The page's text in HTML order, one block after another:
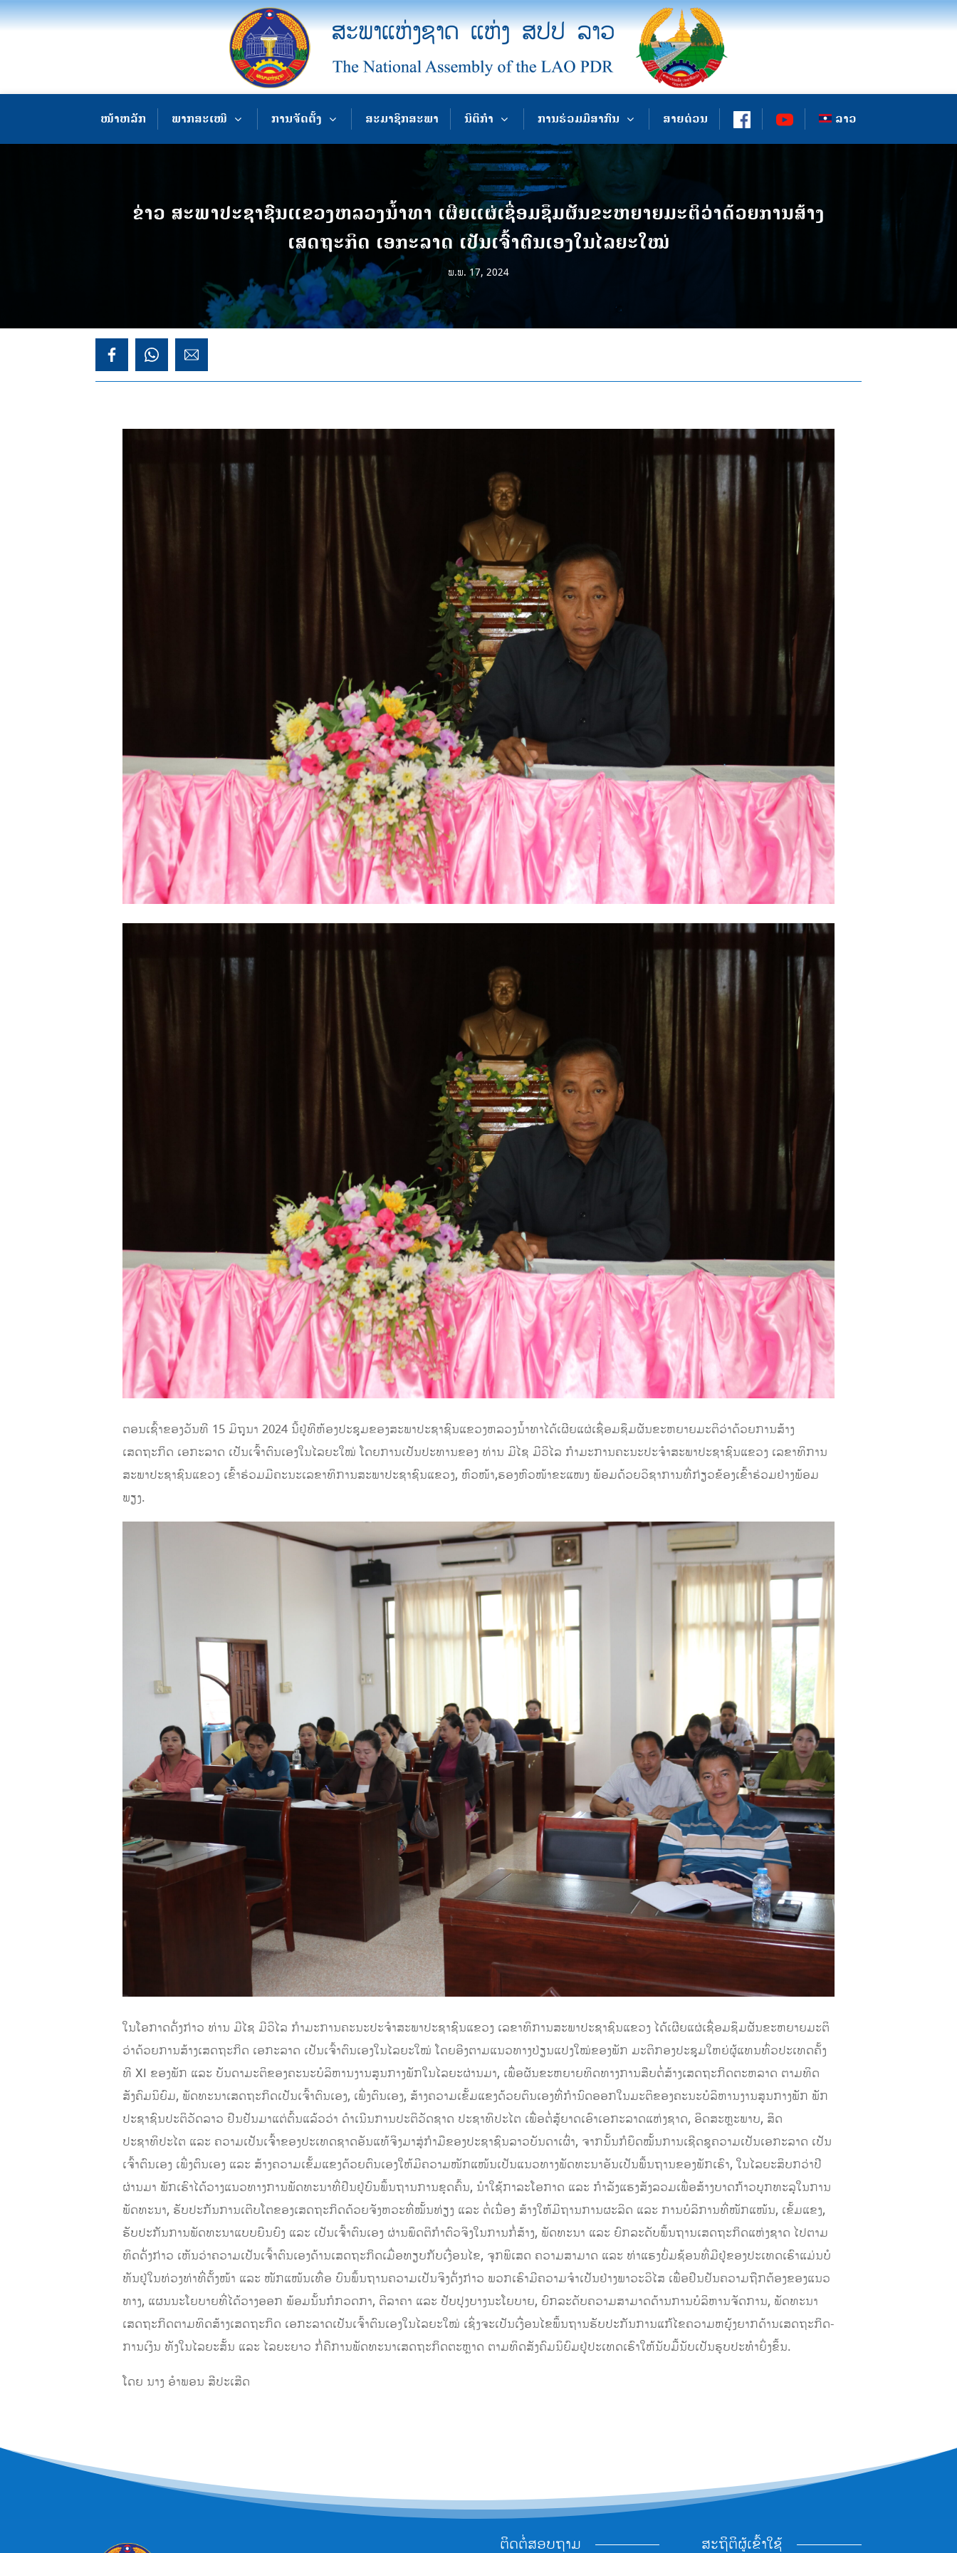
ໜ້າຫລັກ ພາກສະເໜີ ການຈັດຕັ້ງ ສະມາຊິກສະພາ ນິຕິກຳ ການຮ່ວມມືສາກົນ ສາຍດ່ວນ ລາວ
ຂ່າວ ສະພາປະຊາຊົນແຂວງຫລວງນໍ້າທາ ເຜີຍແຜ່ເຊື່ອມຊຶມຜັນຂະຫຍາຍມະຕິວ່າດ້ວຍການສ້າງ
ເສດຖະກິດ ເອກະລາດ ເປັນເຈົ້າຕົນເອງໃນໄລຍະໃໝ່
ພ.ພ. 17, 2024
ຕອນເຊົ້າຂອງວັນທີ 15 ມິຖຸນາ 2024 ນີ້ຢູ່ທີຫ້ອງປະຊຸມຂອງສະພາປະຊາຊົນແຂວງຫລວງນໍ້າທາໄດ້ເຜີຍແຜ່ເຊື່ອມຊຶມຜັນຂະຫຍາຍມະຕິວ່າດ້ວຍການສ້າງ
ເສດຖະກິດ ເອກະລາດ ເປັນເຈົ້າຕົນເອງໃນໄລຍະໃໝ່ ໂດຍການເປັນປະທານຂອງ ທ່ານ ມີໄຊ ມີວິໄລ ກຳມະການຄະນະປະຈຳສະພາປະຊາຊົນແຂວງ ເລຂາທິການ
ສະພາປະຊາຊົນແຂວງ ເຂົ້າຮ່ວມມີຄະນະເລຂາທິການສະພາປະຊາຊົນແຂວງ, ຫົວໜ້າ,ຮອງຫົວໜ້າຂະແໜງ ພ້ອມດ້ວຍວິຊາການທີ່ກ່ຽວຂ້ອງເຂົ້າຮ່ວມຢ່າງພ້ອມ
ພຽງ.
ໃນໂອກາດດັ່ງກ່າວ ທ່ານ ມີໄຊ ມີວິໄລ ກຳມະການຄະນະປະຈຳສະພາປະຊາຊົນແຂວງ ເລຂາທິການສະພາປະຊາຊົນແຂວງ ໄດ້ເຜີຍແຜ່ເຊື່ອມຊຶມຜັນຂະຫຍາຍມະຕິ
ວ່າດ້ວຍການສ້າງເສດຖະກິດ ເອກະລາດ ເປັນເຈົ້າຕົນເອງໃນໄລຍະໃໝ່ ໂດຍອີງຕາມແນວທາງປ່ຽນແປງໃໝ່ຂອງພັກ ມະຕິກອງປະຊຸມໃຫຍ່ຜູ້ແທນທົ່ວປະເທດຄັ້ງ
ທີ XI ຂອງພັກ ແລະ ບັນດາມະຕິຂອງຄະນະບໍລິຫານງານສູນກາງພັກໃນໄລຍະຜ່ານມາ, ເພື່ອຜັນຂະຫຍາຍທິດທາງການສືບຕໍ່ສ້າງເສດຖະກິດຕະຫລາດ ຕາມທິດ
ສັງຄົມນິຍົມ, ພັດທະນາເສດຖະກິດເປັນເຈົ້າຕົນເອງ, ເພີ່ງຕົນເອງ, ສ້າງຄວາມເຂັ້ມແຂງດ້ວຍຕົນເອງທີ່ກຳນົດອອກໃນມະຕິຂອງຄະນະບໍລິຫານງານສູນກາງພັກ ພັກ
ປະຊາຊົນປະຕິວັດລາວ ຢືນຢັນມາແຕ່ຕົ້ນແລ້ວວ່າ ດຳເນີນການປະຕິວັດຊາດ ປະຊາທິປະໄຕ ເພື່ອຕໍ່ສູ້ຍາດເອົາເອກະລາດແຫ່ງຊາດ, ອິດສະຫຼະພາບ, ສິດ
ປະຊາທິປະໄຕ ແລະ ຄວາມເປັນເຈົ້າຂອງປະເທດຊາດອັນແທ້ຈິງມາສູ່ກຳມືຂອງປະຊາຊົນລາວບັນດາເຜົ່າ, ຈາກນັ້ນກໍຍຶດໝັ້ນການເຊີດຊູຄວາມເປັນເອກະລາດ ເປັນ
ເຈົ້າຕົນເອງ ເພີ່ງຕົນເອງ ແລະ ສ້າງຄວາມເຂັ້ມແຂງດ້ວຍຕົນເອງໃຫ້ມີຄວາມໜັກແໜ້ນເປັນແນວທາງພັດທະນາອັນເປັນພື້ນຖານຂອງພັກເຮົາ, ໃນໄລຍະສິບກວ່າປີ
ຜ່ານມາ ພັກເຮົາໄດ້ວາງແນວທາງການພັດທະນາທີ່ຢືນຢູ່ບົນພຶ້ນຖານການຂຸດຄົ້ນ, ນຳໃຊ້ກາລະໂອກາດ ແລະ ກຳລັງແຮງສັງລວມເພື່ອສ້າງບາດກ້າວບຸກທະລຸໃນການ
ພັດທະນາ, ຮັບປະກັນການເຕີບໂຕຂອງເສດຖະກິດດ້ວຍຈັງຫວະທີ່ໝັ້ນທ່ຽງ ແລະ ຕໍ່ເນື່ອງ ສ້າງໃຫ້ມີຖານການຜະລິດ ແລະ ການບໍລິການທີ່ໜັກແໜ້ນ, ເຂັ້ມແຂງ,
ຮັບປະກັນການພັດທະນາແບບຍືນຍົງ ແລະ ເປັນເຈົ້າຕົນເອງ ຜ່ານພຶດຕິກຳຕົວຈິງໃນການກໍ່ສ້າງ, ພັດທະນາ ແລະ ຍົກລະດັບພຶ້ນຖານເສດຖະກິດແຫ່ງຊາດ ໄປຕາມ
ທິດດັ່ງກ່າວ ເຫັນວ່າຄວາມເປັນເຈົ້າຕົນເອງດ້ານເສດຖະກິດເມື່ອທຽບກັບເງື່ອນໄຂ, ຈຸກພິເສດ ຄວາມສາມາດ ແລະ ທ່າແຮງບົ່ມຊ້ອນທີ່ມີຢູ່ຂອງປະເທດເຮົາແມ່ນບໍ
ທັນຢູ່ໃນທ່ວງທ່າທີ່ຕັ້ງໜ້າ ແລະ ໜັກແໜ້ນເທື່ອ ບົນພຶ້ນຖານຄວາມເປັນຈິງດັ່ງກ່າວ ພວກເຮົາມີຄວາມຈຳເປັນຢ່າງພາວະວິໄສ ເພື່ອຢືນຢັນຄວາມຖືກຕ້ອງຂອງແນວ
ທາງ, ແຜນນະໂຍບາຍທີ່ໄດ້ວາງອອກ ພ້ອມນັ້ນກໍກວດກາ, ຕີລາຄາ ແລະ ປັບປຸງບາງນະໂຍບາຍ, ຍົກລະດັບຄວາມສາມາດດ້ານການບໍລິຫານຈັດການ, ພັດທະນາ
ເສດຖະກິດຕາມທິດສ້າງເສດຖະກິດ ເອກະລາດເປັນເຈົ້າຕົນເອງໃນໄລຍະໃໝ່ ເຊິ່ງຈະເປັນເງື່ອນໄຂພຶ້ນຖານຮັບປະກັນການແກ້ໄຂຄວາມຫຍຸ້ງຍາກດ້ານເສດຖະກິດ-
ການເງິນ ທັງໃນໄລຍະສັ້ນ ແລະ ໄລຍະຍາວ ກໍ່ຄືການພັດທະນາເສດຖະກິດຕະຫຼາດ ຕາມທິດສັງຄົມນິຍົມຢູ່ປະເທດເຮົາໃຫ້ນັບມື້ນັບເປັນຮູບປະທຳຍິ່ງຂຶ້ນ.
ໂດຍ ນາງ ອຳພອນ ສີປະເສີດ
ຕິດຕໍ່ສອບຖາມ ສະຖິຕິຜູ້ເຂົ້າໃຊ້